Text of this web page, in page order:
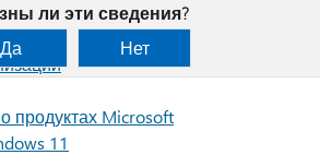
ли эти сведения?
Да
Нет
продуктах Microsoft
11